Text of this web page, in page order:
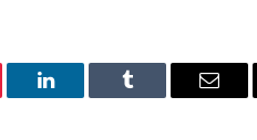
LinkedIn Tumblr Email